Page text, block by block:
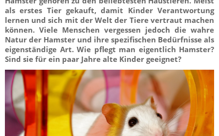
als erstes Tier gekauft, damit Kinder Verantwortung
lernen und sich mit der Welt der Tiere vertraut machen
können. Viele Menschen vergessen jedoch die wahre
Natur der Hamster und ihre spezifischen Bedürfnisse als
eigenständige Art. Wie pflegt man eigentlich Hamster?
Sind sie für ein paar Jahre alte Kinder geeignet?